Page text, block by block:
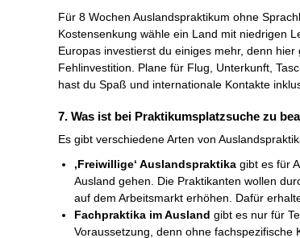
Für 8 Wochen Auslandspraktikum ohne
Kostensenkung wähle ein Land mit niedrigen
Europas investierst du einiges mehr, denn
Fehlinvestition. Plane für Flug, Unterkunft,
hast du Spaß und internationale Kontakte
7. Was ist bei Praktikumsplatzsuche zu
Es gibt verschiedene Arten von
‚Freiwillige‘ Auslandspraktika gibt es für
Ausland gehen. Die Praktikanten wollen
auf dem Arbeitsmarkt erhöhen. Dafür
Fachpraktika im Ausland gibt es nur für
Voraussetzung, denn ohne